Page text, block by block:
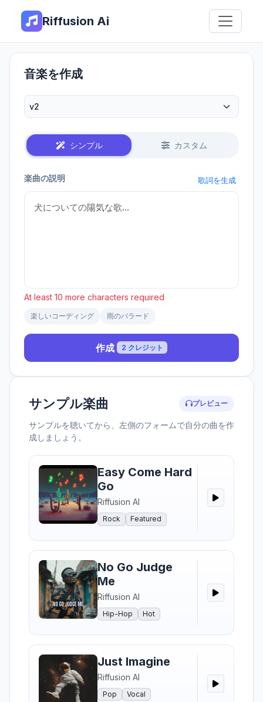
Riffusion Ai
音楽を作成
シンプル カスタム
楽曲の説明 歌詞を生成
At least 10 more characters required
楽しいコーディング 雨のバラード
作成 2 クレジット
サンプル楽曲 プレビュー
サンプルを聴いてから、左側のフォームで自分の曲を作
成しましょう。
Easy Come Hard
Go
Riffusion AI
Rock Featured
No Go Judge
Me
Riffusion AI
Hip-Hop Hot
Just Imagine
Riffusion AI
Pop Vocal